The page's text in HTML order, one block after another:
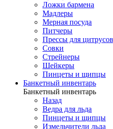
Ложки бармена
Мадлеры
Мерная посуда
Питчеры
Прессы для
Совки
Стрейнеры
Шейкеры
Пинцеты и щипцы
Банкетный инвентарь
Банкетный инвентарь
Назад
Ведра для льда
Пинцеты и щипцы
Измельчители льда